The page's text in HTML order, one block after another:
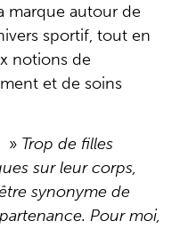
marque autour de
sportif, tout en
notions de
et de soins
» Trop de filles
sur leur corps,
synonyme de
Pour moi,